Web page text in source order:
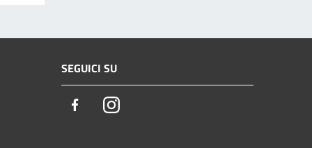
SEGUICI SU
FacebookInstagram